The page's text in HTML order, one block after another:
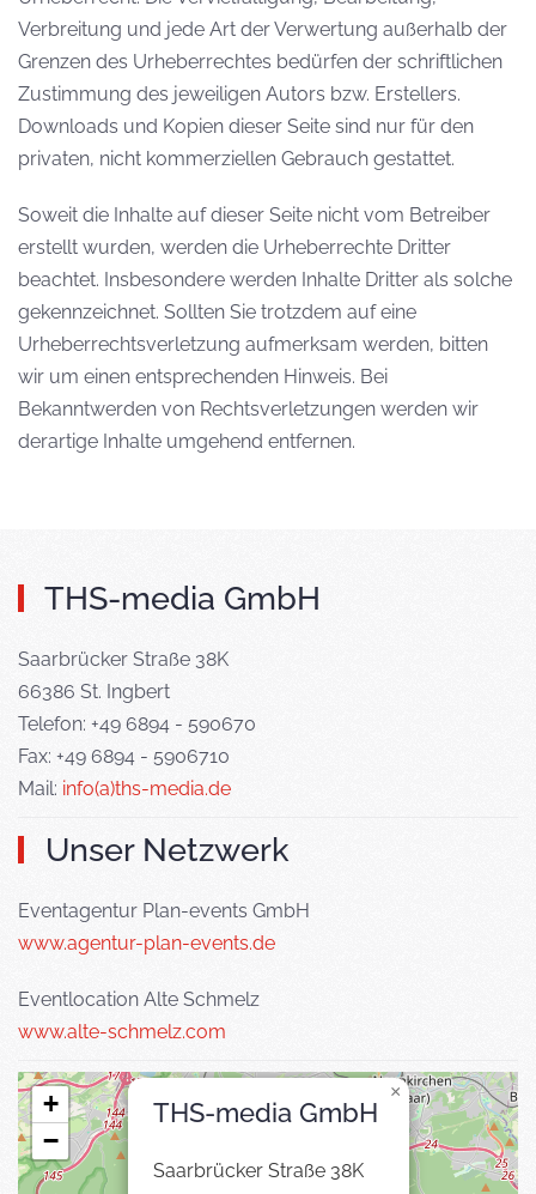
Verbreitung und jede Art der Verwertung außerhalb der
Grenzen des Urheberrechtes bedürfen der schriftlichen
Zustimmung des jeweiligen Autors bzw. Erstellers.
Downloads und Kopien dieser Seite sind nur für den
privaten, nicht kommerziellen Gebrauch gestattet.
Soweit die Inhalte auf dieser Seite nicht vom Betreiber
erstellt wurden, werden die Urheberrechte Dritter
beachtet. Insbesondere werden Inhalte Dritter als solche
gekennzeichnet. Sollten Sie trotzdem auf eine
Urheberrechtsverletzung aufmerksam werden, bitten
wir um einen entsprechenden Hinweis. Bei
Bekanntwerden von Rechtsverletzungen werden wir
derartige Inhalte umgehend entfernen.
THS-media GmbH
Saarbrücker Straße 38K
66386 St. Ingbert
Telefon: +49 6894 - 590670
Fax: +49 6894 - 5906710
Mail: info(a)ths-media.de
Unser Netzwerk
Eventagentur Plan-events GmbH
www.agentur-plan-events.de
Eventlocation Alte Schmelz
www.alte-schmelz.com
THS-media GmbH
Saarbrücker Straße 38K
×
+
−